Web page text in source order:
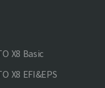
X8 Basic
X8 EFI&EPS